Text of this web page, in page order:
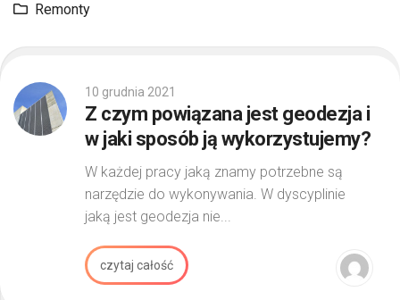
Remonty
10 grudnia 2021
Z czym powiązana jest geodezja i
w jaki sposób ją wykorzystujemy?
W każdej pracy jaką znamy potrzebne są
narzędzie do wykonywania. W dyscyplinie
jaką jest geodezja nie...
czytaj całość